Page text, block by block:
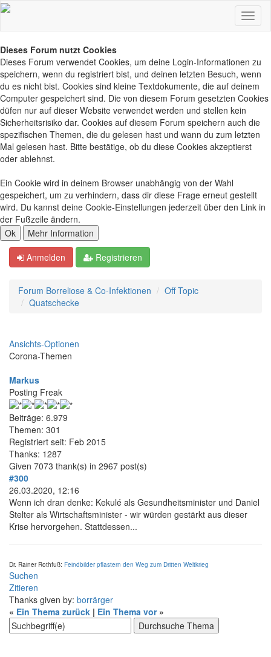
Dieses Forum nutzt Cookies
Dieses Forum verwendet Cookies, um deine Login-Informationen zu
speichern, wenn du registriert bist, und deinen letzten Besuch, wenn
du es nicht bist. Cookies sind kleine Textdokumente, die auf deinem
Computer gespeichert sind. Die von diesem Forum gesetzten Cookies
düfen nur auf dieser Website verwendet werden und stellen kein
Sicherheitsrisiko dar. Cookies auf diesem Forum speichern auch die
spezifischen Themen, die du gelesen hast und wann du zum letzten
Mal gelesen hast. Bitte bestätige, ob du diese Cookies akzeptierst
oder ablehnst.
Ein Cookie wird in deinem Browser unabhängig von der Wahl
gespeichert, um zu verhindern, dass dir diese Frage erneut gestellt
wird. Du kannst deine Cookie-Einstellungen jederzeit über den Link in
der Fußzeile ändern.
Anmelden Registrieren
Forum Borreliose & Co-Infektionen
Off Topic
Quatschecke
Ansichts-Optionen
Corona-Themen
Markus
Posting Freak
Beiträge: 6.979
Themen: 301
Registriert seit: Feb 2015
Thanks: 1287
Given 7073 thank(s) in 2967 post(s)
#300
26.03.2020, 12:16
Wenn ich dran denke: Kekulé als Gesundheitsminister und Daniel
Stelter als Wirtschaftsminister - wir würden gestärkt aus dieser
Krise hervorgehen. Stattdessen...
Dr. Rainer Rothfuß: Feindbilder pflastern den Weg zum Dritten Weltkrieg
Suchen
Zitieren
Thanks given by: borrärger
« Ein Thema zurück | Ein Thema vor»